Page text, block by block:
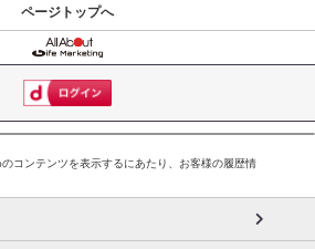
りいただけない場合、商品の再発送や返
は、お受けできません。宅配業者からの
。
合がございます。また商品によって発送
百貨店よりお届けする商品は、ご利用いた
くことを目的としており、転売等は固く
ページトップへ
コンテンツを表示するにあたり、お客様の履歴情